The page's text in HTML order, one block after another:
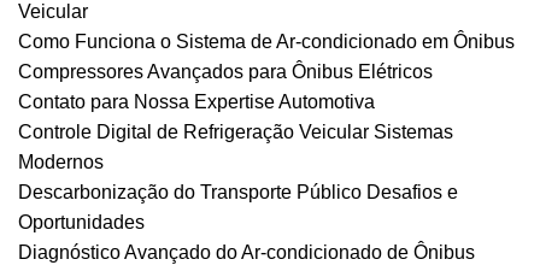
Veicular
Como Funciona o Sistema de Ar-condicionado em Ônibus
Compressores Avançados para Ônibus Elétricos
Contato para Nossa Expertise Automotiva
Controle Digital de Refrigeração Veicular Sistemas
Modernos
Descarbonização do Transporte Público Desafios e
Oportunidades
Diagnóstico Avançado do Ar-condicionado de Ônibus